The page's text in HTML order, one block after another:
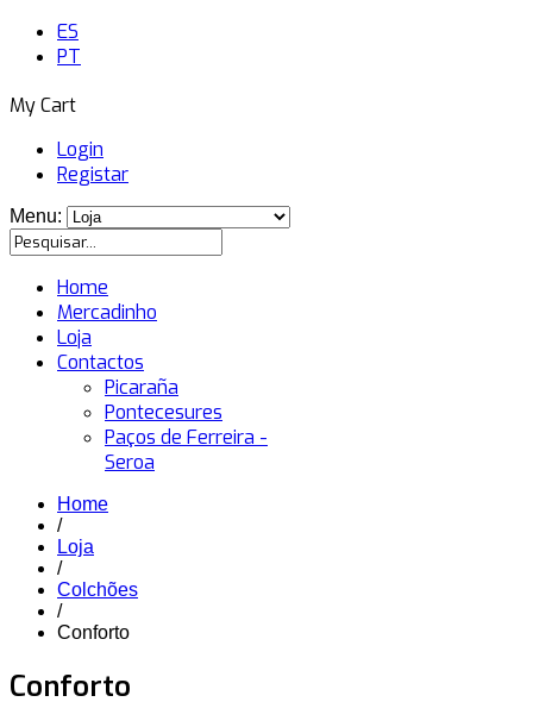
ES
PT
My Cart
Login
Registar
Menu:
Home
Mercadinho
Loja
Contactos
Picaraña
Pontecesures
Paços de Ferreira -
Seroa
Home
/
Loja
/
Colchões
/
Conforto
Conforto